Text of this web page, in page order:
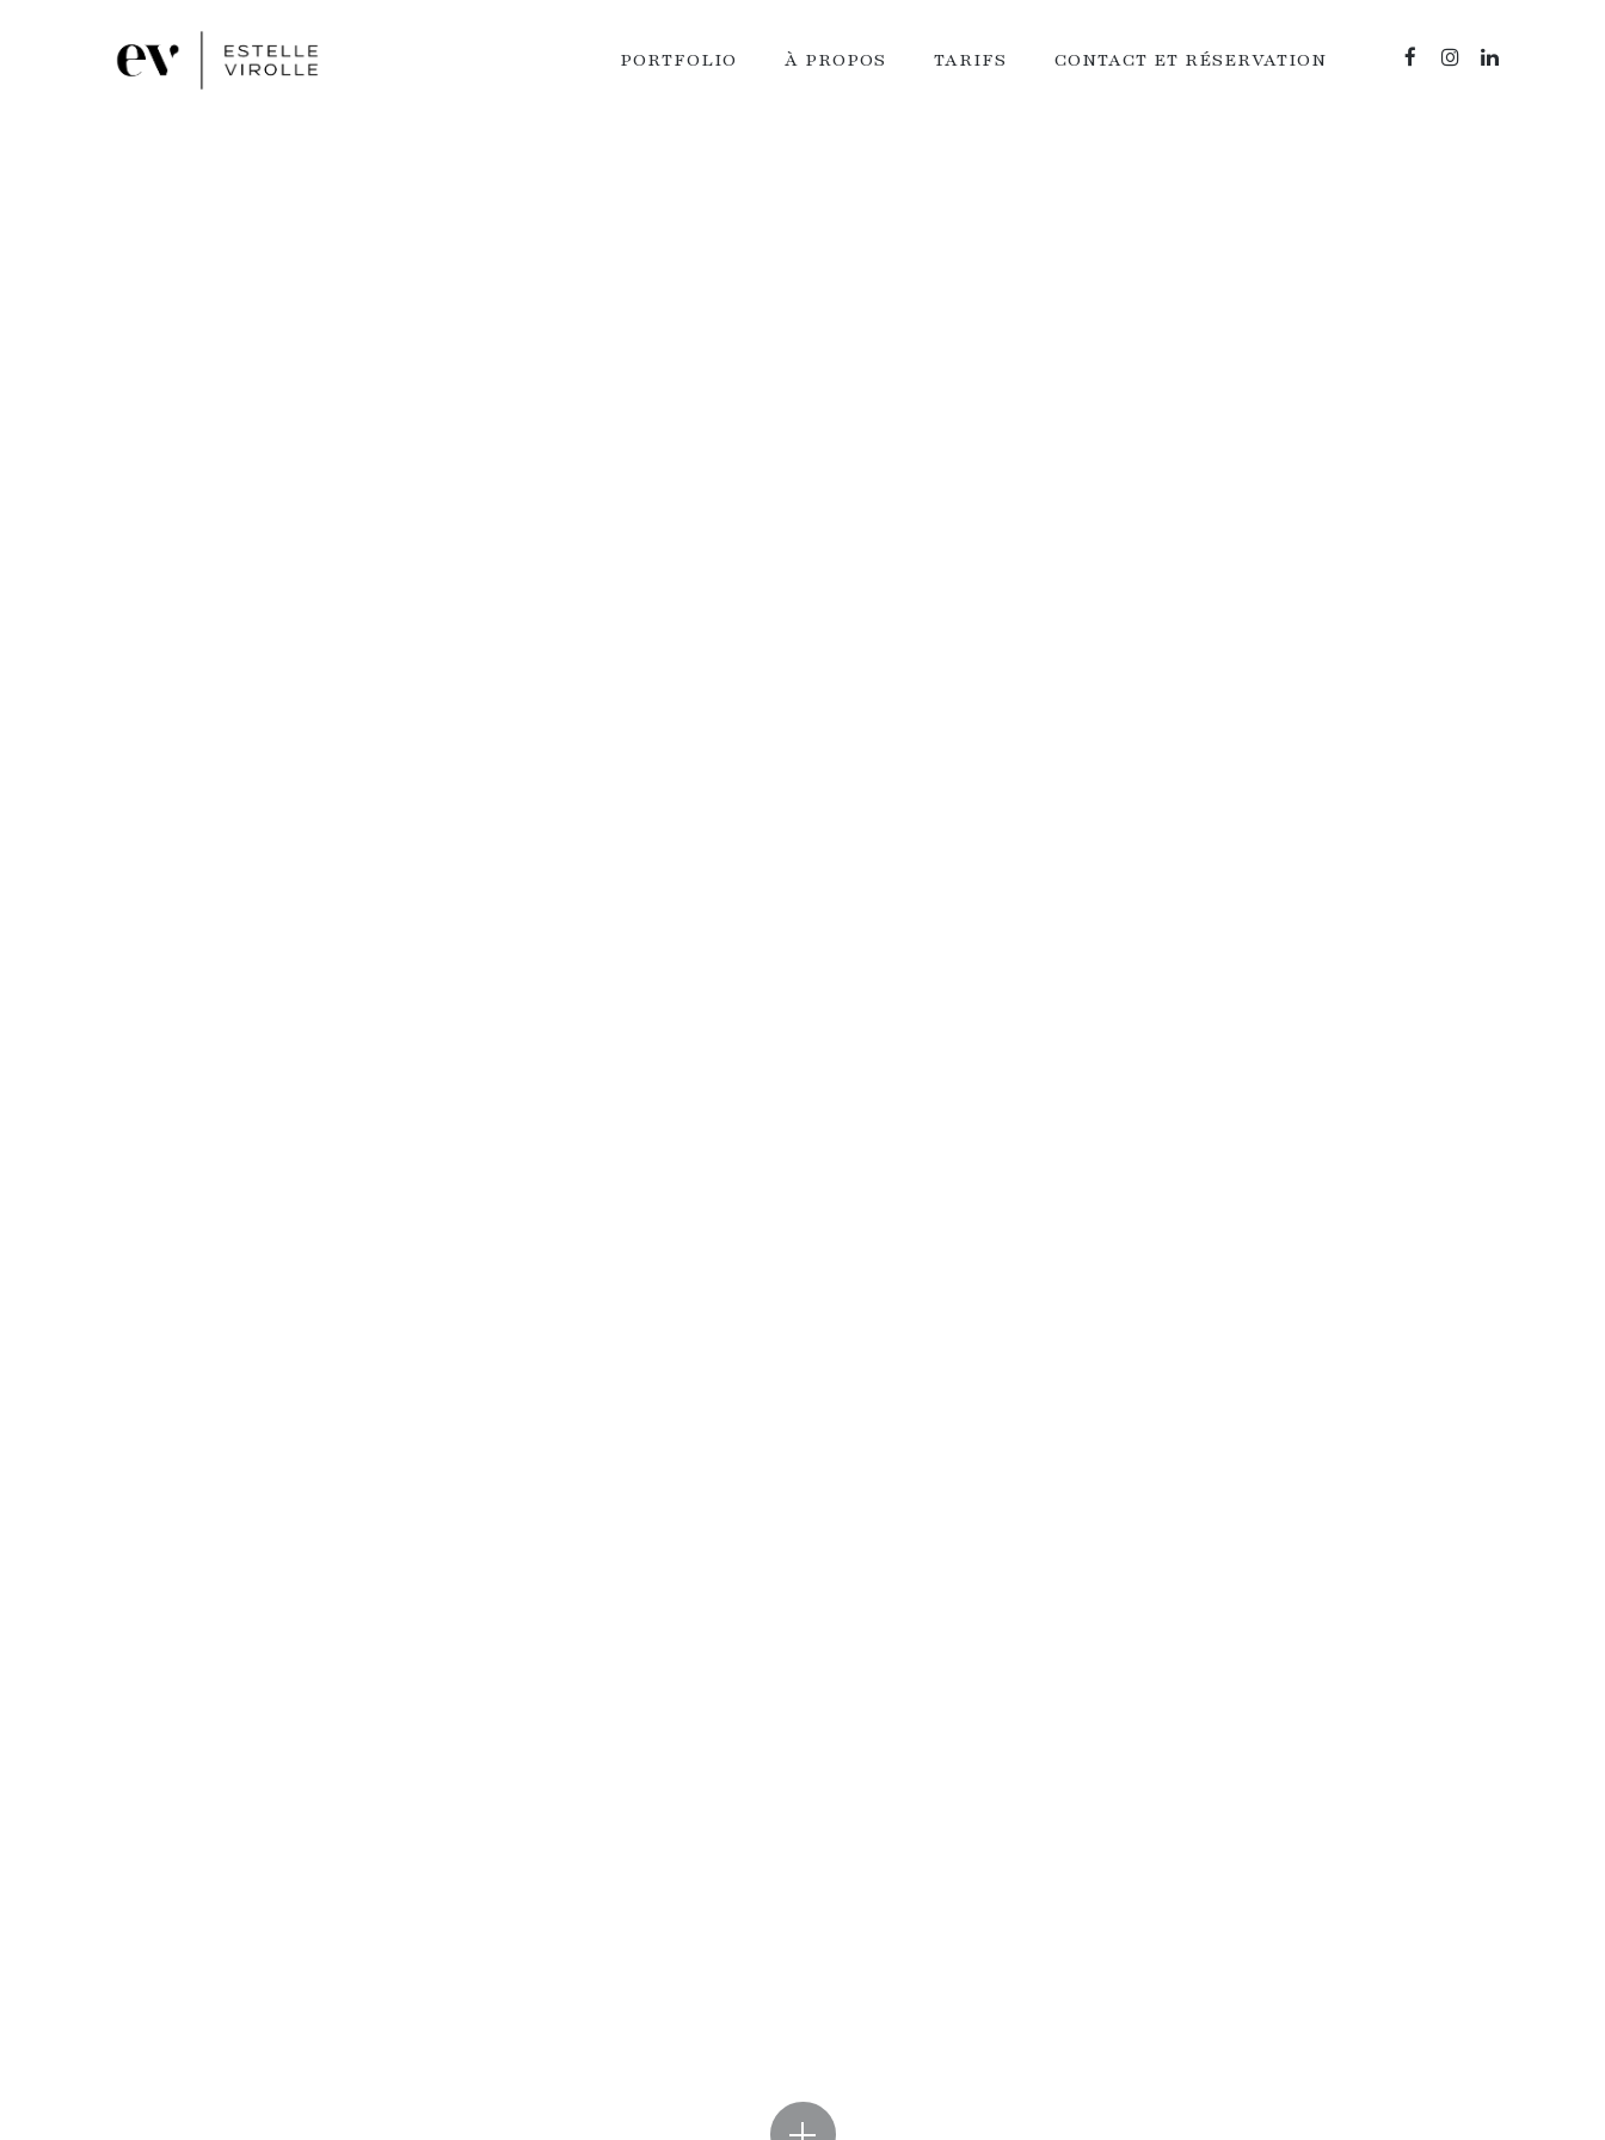
PORTFOLIO À PROPOS TARIFS CONTACT ET RÉSERVATION